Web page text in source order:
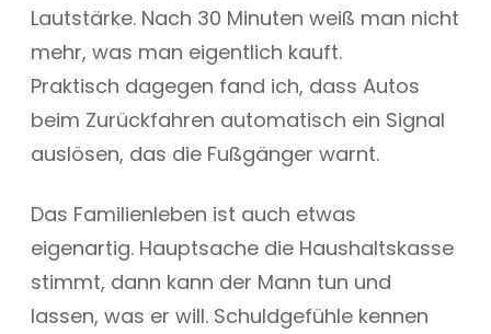
Lautstärke. Nach 30 Minuten weiß man nicht
mehr, was man eigentlich kauft.
Praktisch dagegen fand ich, dass Autos
beim Zurückfahren automatisch ein Signal
auslösen, das die Fußgänger warnt.
Das Familienleben ist auch etwas
eigenartig. Hauptsache die Haushaltskasse
stimmt, dann kann der Mann tun und
lassen, was er will. Schuldgefühle kennen